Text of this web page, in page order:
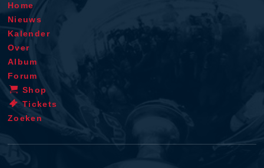
Home
Nieuws
Kalender
Over
Album
Forum
Shop
Tickets
Zoeken